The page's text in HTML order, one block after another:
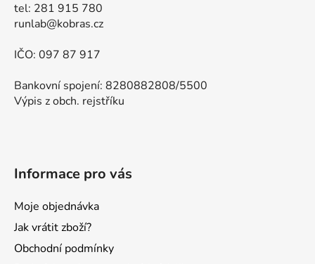
tel: 281 915 780
runlab@kobras.cz
IČO: 097 87 917
Bankovní spojení: 8280882808/5500
Výpis z obch. rejstříku
Informace pro vás
Moje objednávka
Jak vrátit zboží?
Obchodní podmínky